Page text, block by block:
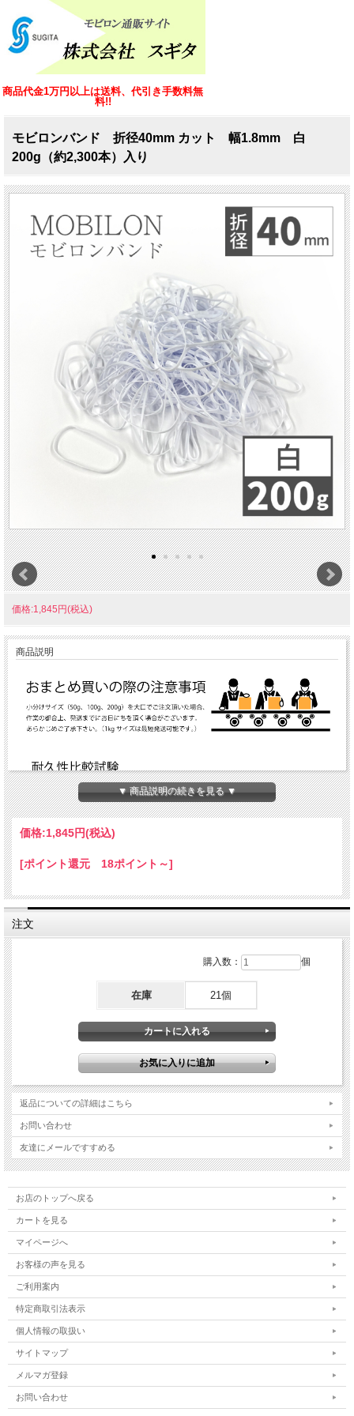
商品代金1万円以上は送料、代引き手数料無
料!!
モビロンバンド 折径40mm カット 幅1.8mm 白
200g（約2,300本）入り
価格:1,845円(税込)
商品説明
【製品名】モビロンバンド 折径40mm 200g（約2,300本） 通常タイプ
【メーカー】日清紡テキスタイル株式会社
【外寸法】折径：40mm カット幅：1.8mm 厚み：0.4mm
▼ 商品説明の続きを見る ▼
価格:1,845円(税込)
[ポイント還元 18ポイント～]
注文
購入数： 個
在庫 21個
返品についての詳細はこちら
お問い合わせ
友達にメールですすめる
お店のトップへ戻る
カートを見る
マイページへ
お客様の声を見る
ご利用案内
特定商取引法表示
個人情報の取扱い
サイトマップ
メルマガ登録
お問い合わせ